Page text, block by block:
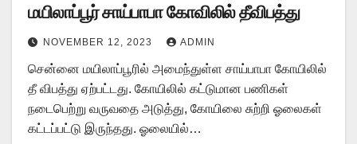
மயிலாப்பூர் சாய்பாபா கோவிலில் தீவிபத்து
NOVEMBER 12, 2023 ADMIN
சென்னை மயிலாப்பூரில் அமைந்துள்ள சாய்பாபா கோயிலில்
தீ விபத்து ஏற்பட்டது. கோயிலில் கட்டுமான பணிகள்
நடைபெற்று வருவதை அடுத்து, கோயிலை சுற்றி ஓலைகள்
கட்டப்பட்டு இருந்தது. ஓலையில்…